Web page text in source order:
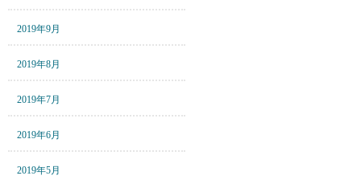
2019年9月
2019年8月
2019年7月
2019年6月
2019年5月